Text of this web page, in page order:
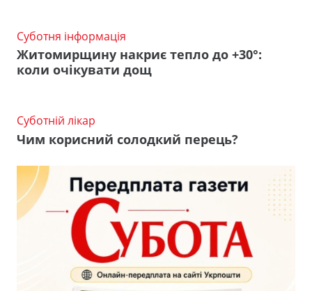
Суботня інформація
Житомирщину накриє тепло до +30°:
коли очікувати дощ
Суботній лікар
Чим корисний солодкий перець?